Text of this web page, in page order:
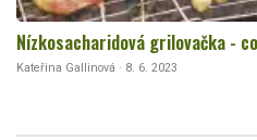
Nízkosacharidová grilovačka -
Kateřina Gallinová · 8. 6. 2023